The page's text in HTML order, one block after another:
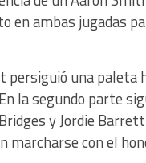
en ambas jugadas
persiguió una paleta
la segundo parte
y Jordie
marcharse con el